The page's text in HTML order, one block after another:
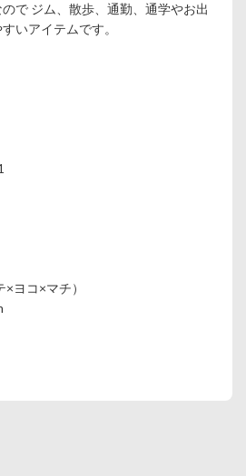
で ジム、散歩、通勤、通学やお出
いアイテムです。
ヨコ×マチ）